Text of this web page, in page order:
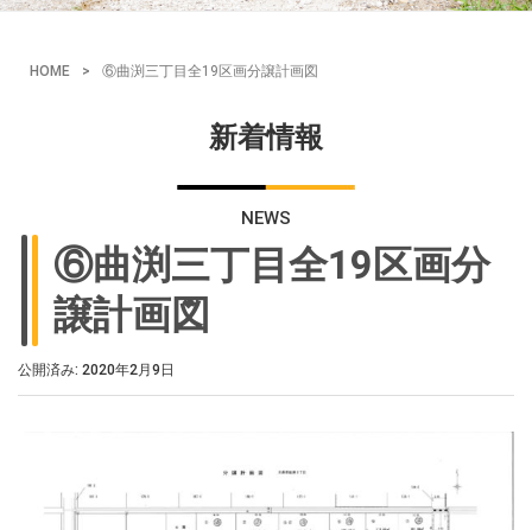
HOME > ⑥曲渕三丁目全19区画分譲計画図
新着情報
NEWS
⑥曲渕三丁目全19区画分
譲計画図
公開済み: 2020年2月9日